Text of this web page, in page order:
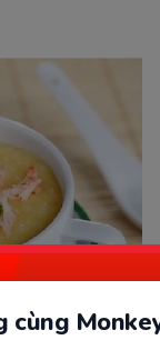
cùng